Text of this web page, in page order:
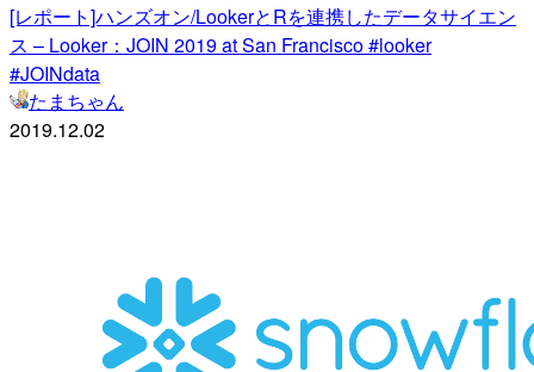
[レポート]ハンズオン/LookerとRを連携したデータサイエン
ス – Looker：JOIN 2019 at San Francisco #looker
#JOINdata
たまちゃん
2019.12.02